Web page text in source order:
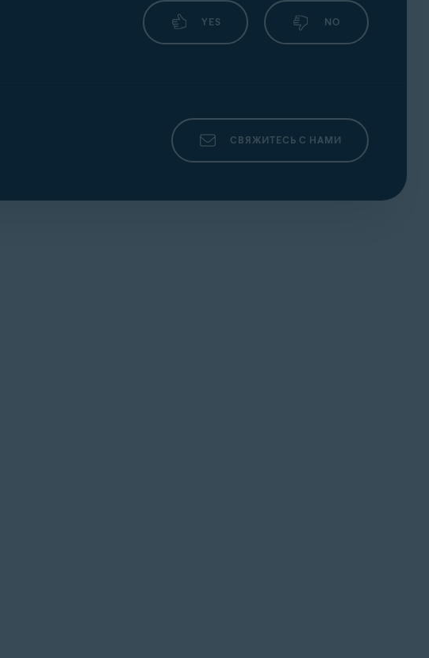
YES NO
СВЯЖИТЕСЬ С НАМИ